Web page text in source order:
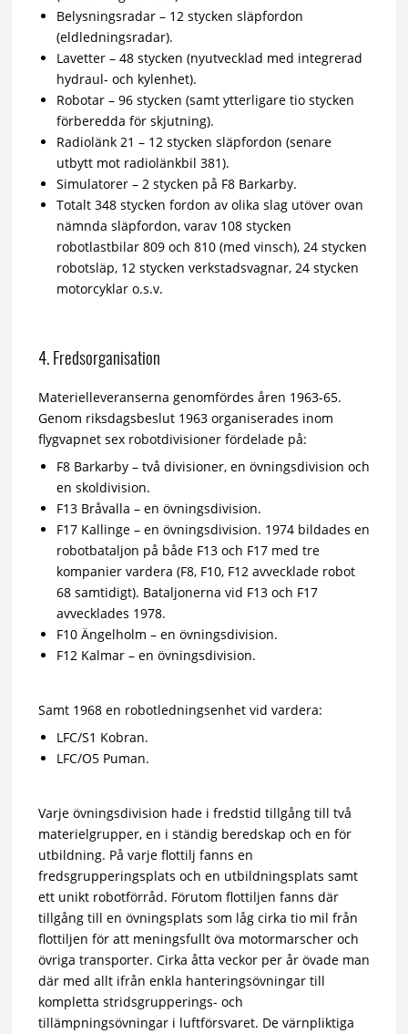
Belysningsradar – 12 stycken släpfordon
(eldledningsradar).
Lavetter – 48 stycken (nyutvecklad med integrerad
hydraul- och kylenhet).
Robotar – 96 stycken (samt ytterligare tio stycken
förberedda för skjutning).
Radiolänk 21 – 12 stycken släpfordon (senare
utbytt mot radiolänkbil 381).
Simulatorer – 2 stycken på F8 Barkarby.
Totalt 348 stycken fordon av olika slag utöver ovan
nämnda släpfordon, varav 108 stycken
robotlastbilar 809 och 810 (med vinsch), 24 stycken
robotsläp, 12 stycken verkstadsvagnar, 24 stycken
motorcyklar o.s.v.
4. Fredsorganisation
Materielleveranserna genomfördes åren 1963-65.
Genom riksdagsbeslut 1963 organiserades inom
flygvapnet sex robotdivisioner fördelade på:
F8 Barkarby – två divisioner, en övningsdivision och
en skoldivision.
F13 Bråvalla – en övningsdivision.
F17 Kallinge – en övningsdivision. 1974 bildades en
robotbataljon på både F13 och F17 med tre
kompanier vardera (F8, F10, F12 avvecklade robot
68 samtidigt). Bataljonerna vid F13 och F17
avvecklades 1978.
F10 Ängelholm – en övningsdivision.
F12 Kalmar – en övningsdivision.
Samt 1968 en robotledningsenhet vid vardera:
LFC/S1 Kobran.
LFC/O5 Puman.
Varje övningsdivision hade i fredstid tillgång till två
materielgrupper, en i ständig beredskap och en för
utbildning. På varje flottilj fanns en
fredsgrupperingsplats och en utbildningsplats samt
ett unikt robotförråd. Förutom flottiljen fanns där
tillgång till en övningsplats som låg cirka tio mil från
flottiljen för att meningsfullt öva motormarscher och
övriga transporter. Cirka åtta veckor per år övade man
där med allt ifrån enkla hanteringsövningar till
kompletta stridsgrupperings- och
tillämpningsövningar i luftförsvaret. De värnpliktiga